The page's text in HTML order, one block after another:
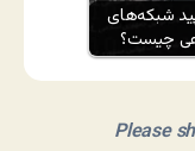
شبکه‌های
چیست؟
Please